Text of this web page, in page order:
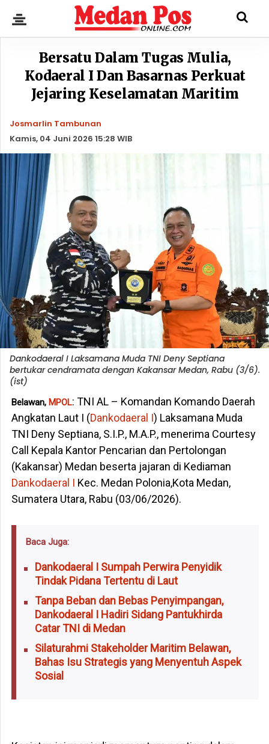
Bersatu Dalam Tugas Mulia,
Kodaeral I Dan Basarnas Perkuat
Jejaring Keselamatan Maritim
Josmarlin Tambunan
Kamis, 04 Juni 2026 15:28 WIB
Dankodaeral I Laksamana Muda TNI Deny Septiana
bertukar cendramata dengan Kakansar Medan, Rabu (3/6).
(ist)
Belawan, MPOL: TNI AL – Komandan Komando Daerah
Angkatan Laut I (Dankodaeral I) Laksamana Muda
TNI Deny Septiana, S.I.P., M.A.P., menerima Courtesy
Call Kepala Kantor Pencarian dan Pertolongan
(Kakansar) Medan beserta jajaran di Kediaman
Dankodaeral I Kec. Medan Polonia,Kota Medan,
Sumatera Utara, Rabu (03/06/2026).
Baca Juga:
Dankodaeral I Sumpah Perwira Penyidik
Tindak Pidana Tertentu di Laut
Tanpa Beban dan Bebas Penyimpangan,
Dankodaeral I Hadiri Sidang Pantukhirda
Catar TNI di Medan
Silaturahmi Stakeholder Maritim Belawan,
Bahas Isu Strategis yang Menyentuh Aspek
Sosial